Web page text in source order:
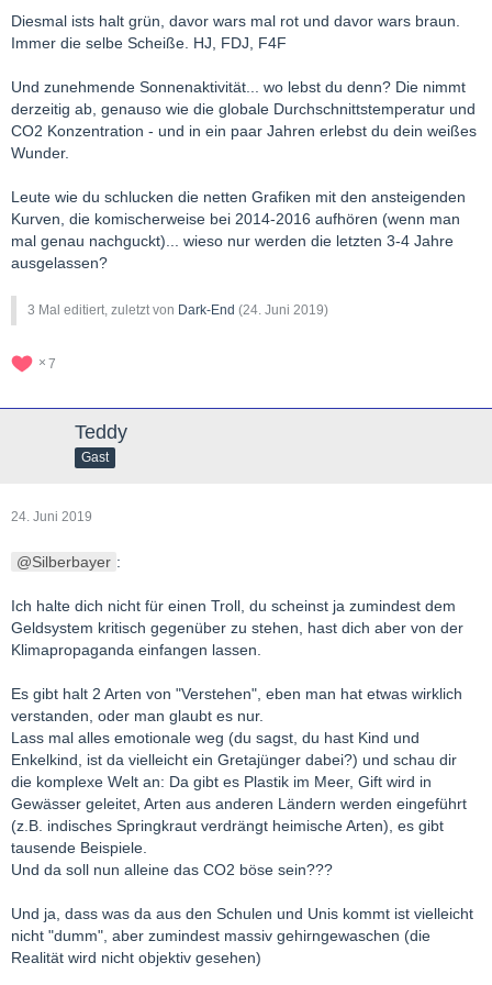
Diesmal ists halt grün, davor wars mal rot und davor wars braun.
Immer die selbe Scheiße. HJ, FDJ, F4F
Und zunehmende Sonnenaktivität... wo lebst du denn? Die nimmt
derzeitig ab, genauso wie die globale Durchschnittstemperatur und
CO2 Konzentration - und in ein paar Jahren erlebst du dein weißes
Wunder.
Leute wie du schlucken die netten Grafiken mit den ansteigenden
Kurven, die komischerweise bei 2014-2016 aufhören (wenn man
mal genau nachguckt)... wieso nur werden die letzten 3-4 Jahre
ausgelassen?
3 Mal editiert, zuletzt von Dark-End (24. Juni 2019)
7
Teddy
Gast
24. Juni 2019
Silberbayer :
Ich halte dich nicht für einen Troll, du scheinst ja zumindest dem
Geldsystem kritisch gegenüber zu stehen, hast dich aber von der
Klimapropaganda einfangen lassen.
Es gibt halt 2 Arten von "Verstehen", eben man hat etwas wirklich
verstanden, oder man glaubt es nur.
Lass mal alles emotionale weg (du sagst, du hast Kind und
Enkelkind, ist da vielleicht ein Gretajünger dabei?) und schau dir
die komplexe Welt an: Da gibt es Plastik im Meer, Gift wird in
Gewässer geleitet, Arten aus anderen Ländern werden eingeführt
(z.B. indisches Springkraut verdrängt heimische Arten), es gibt
tausende Beispiele.
Und da soll nun alleine das CO2 böse sein???
Und ja, dass was da aus den Schulen und Unis kommt ist vielleicht
nicht "dumm", aber zumindest massiv gehirngewaschen (die
Realität wird nicht objektiv gesehen)